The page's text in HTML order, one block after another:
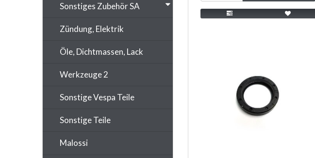
Sonstiges Zubehör SA
Zündung, Elektrik
Öle, Dichtmassen, Lack
Werkzeuge 2
Sonstige Vespa Teile
Sonstige Teile
Malossi